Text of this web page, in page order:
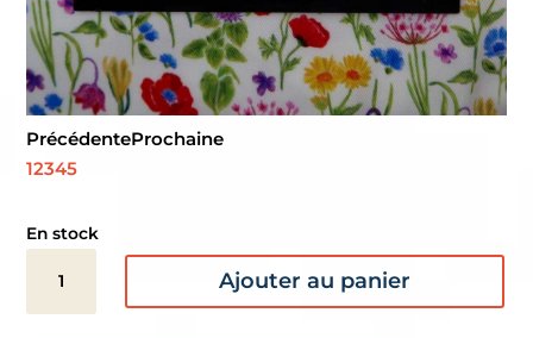
PrécédenteProchaine
12345
En stock
Twill
Ajouter au panier